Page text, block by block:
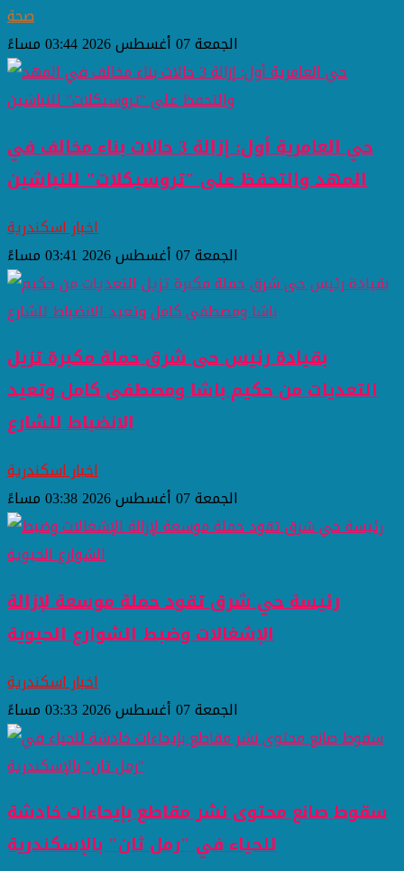
صحة
الجمعة 07 أغسطس 2026 03:44 مساءً
حي العامرية أول: إزالة 3 حالات بناء مخالف في
المهد والتحفظ على "تروسيكلات" للنباشين
اخبار اسكندرية
الجمعة 07 أغسطس 2026 03:41 مساءً
بقيادة رئيس حى شرق حملة مكبرة تزيل
التعديات من حكيم باشا ومصطفى كامل وتعيد
الانضباط للشارع
اخبار اسكندرية
الجمعة 07 أغسطس 2026 03:38 مساءً
رئيسة حي شرق تقود حملة موسعة لإزالة
الإشغالات وضبط الشوارع الحيوية
اخبار اسكندرية
الجمعة 07 أغسطس 2026 03:33 مساءً
سقوط صانع محتوى نشر مقاطع بإيحاءات خادشة
للحياء في "رمل ثان" بالإسكندرية